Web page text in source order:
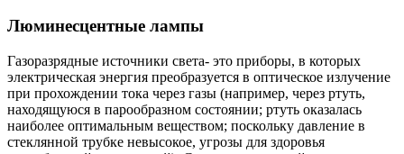
Люминесцентные лампы
Газоразрядные источники света- это приборы, в которых
электрическая энергия преобразуется в оптическое излучение
при прохождении тока через газы (например, через ртуть,
находящуюся в парообразном состоянии; ртуть оказалась
наиболее оптимальным веществом; поскольку давление в
стеклянной трубке невысокое, угрозы для здоровья